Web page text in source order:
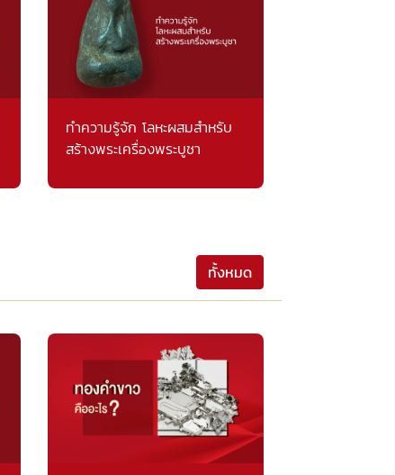
ทำความรู้จัก โลหะผสมสำหรับ
สร้างพระเครื่องพระบูชา
ทั้งหมด